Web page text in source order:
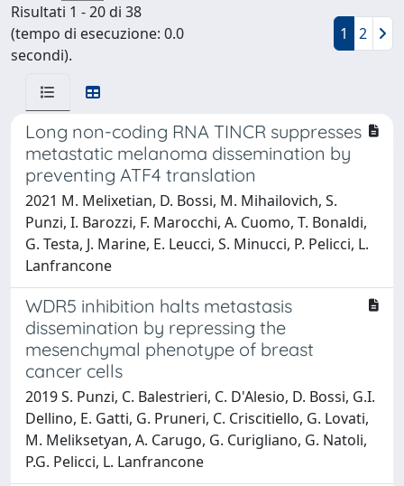
Risultati 1 - 20 di 38
(tempo di esecuzione: 0.0
secondi).
1 2
Long non-coding RNA TINCR suppresses
metastatic melanoma dissemination by
preventing ATF4 translation
2021 M. Melixetian, D. Bossi, M. Mihailovich, S.
Punzi, I. Barozzi, F. Marocchi, A. Cuomo, T. Bonaldi,
G. Testa, J. Marine, E. Leucci, S. Minucci, P. Pelicci, L.
Lanfrancone
WDR5 inhibition halts metastasis
dissemination by repressing the
mesenchymal phenotype of breast
cancer cells
2019 S. Punzi, C. Balestrieri, C. D'Alesio, D. Bossi, G.I.
Dellino, E. Gatti, G. Pruneri, C. Criscitiello, G. Lovati,
M. Meliksetyan, A. Carugo, G. Curigliano, G. Natoli,
P.G. Pelicci, L. Lanfrancone